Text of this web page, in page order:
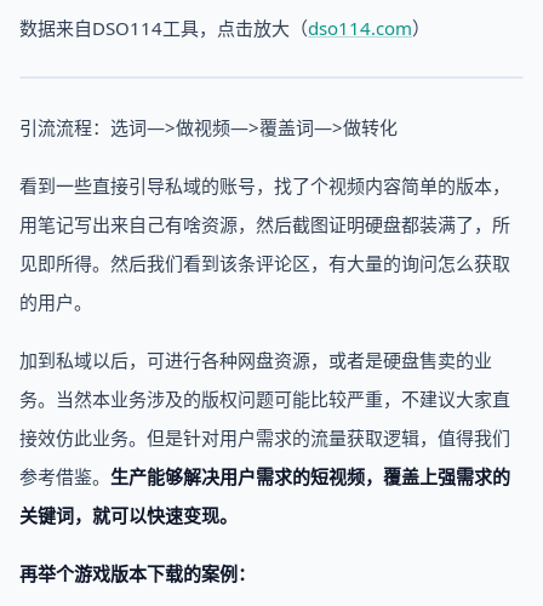
数据来自DSO114工具，点击放大（dso114.com）
引流流程：选词—>做视频—>覆盖词—>做转化
看到一些直接引导私域的账号，找了个视频内容简单的版本，
用笔记写出来自己有啥资源，然后截图证明硬盘都装满了，所
见即所得。然后我们看到该条评论区，有大量的询问怎么获取
的用户。
加到私域以后，可进行各种网盘资源，或者是硬盘售卖的业
务。当然本业务涉及的版权问题可能比较严重，不建议大家直
接效仿此业务。但是针对用户需求的流量获取逻辑，值得我们
参考借鉴。 生产能够解决用户需求的短视频，覆盖上强需求的
关键词，就可以快速变现。
再举个游戏版本下载的案例：